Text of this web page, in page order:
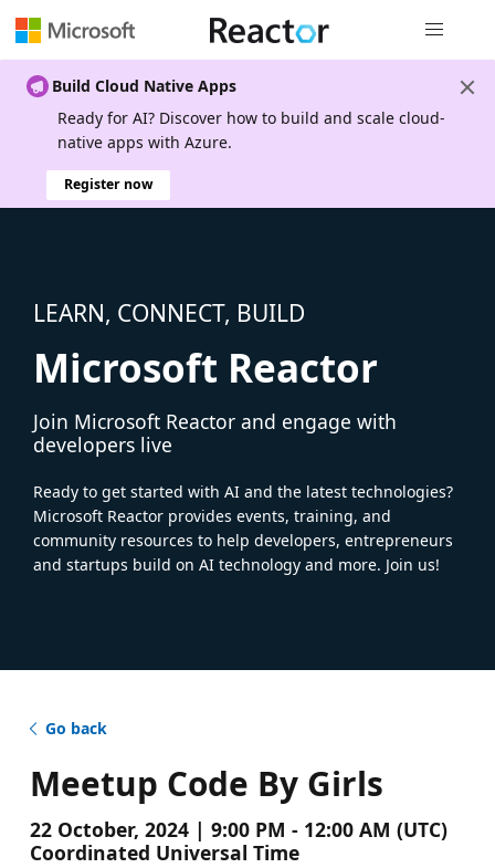
Build Cloud Native Apps
Ready for AI? Discover how to build and scale cloud-
native apps with Azure.
Register now
LEARN, CONNECT, BUILD
Microsoft Reactor
Join Microsoft Reactor and engage with
developers live
Ready to get started with AI and the latest technologies?
Microsoft Reactor provides events, training, and
community resources to help developers, entrepreneurs
and startups build on AI technology and more. Join us!
Go back
Meetup Code By Girls
22 October, 2024 | 9:00 PM - 12:00 AM (UTC)
Coordinated Universal Time